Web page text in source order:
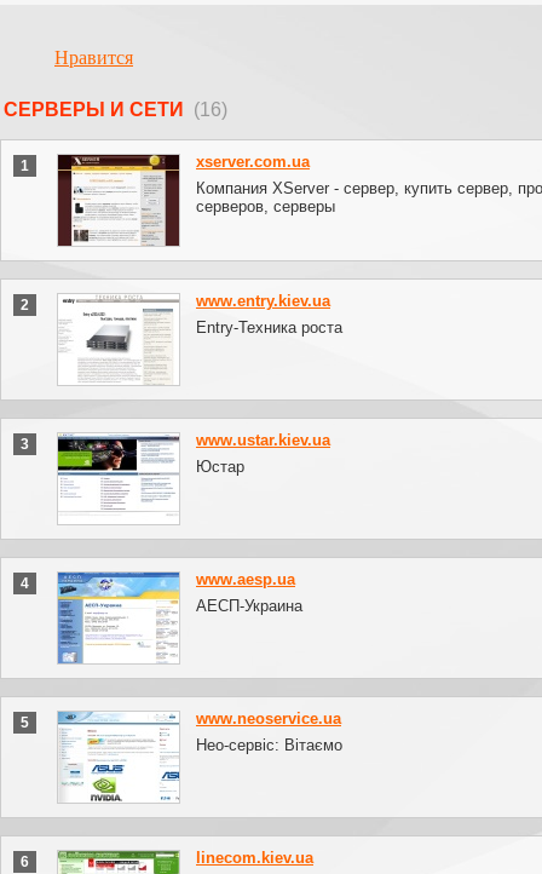
Нравится
СЕРВЕРЫ И СЕТИ (16)
1
xserver.com.ua
Компания XServer - сервер, купить сервер,
серверов, серверы
2
www.entry.kiev.ua
Entry-Техника роста
3
www.ustar.kiev.ua
Юстар
4
www.aesp.ua
АЕСП-Украина
5
www.neoservice.ua
Нео-сервіс: Вітаємо
6
linecom.kiev.ua